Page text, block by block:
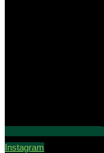
Instagram